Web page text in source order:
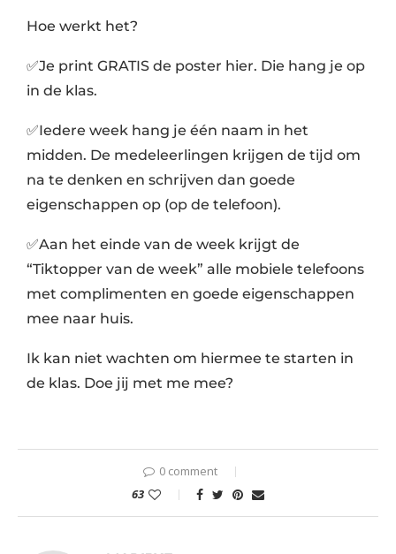
Hoe werkt het?
✅Je print GRATIS de poster hier. Die hang je op
in de klas.
✅Iedere week hang je één naam in het
midden. De medeleerlingen krijgen de tijd om
na te denken en schrijven dan goede
eigenschappen op (op de telefoon).
✅Aan het einde van de week krijgt de
“Tiktopper van de week” alle mobiele telefoons
met complimenten en goede eigenschappen
mee naar huis.
Ik kan niet wachten om hiermee te starten in
de klas. Doe jij met me mee?
0 comment
63